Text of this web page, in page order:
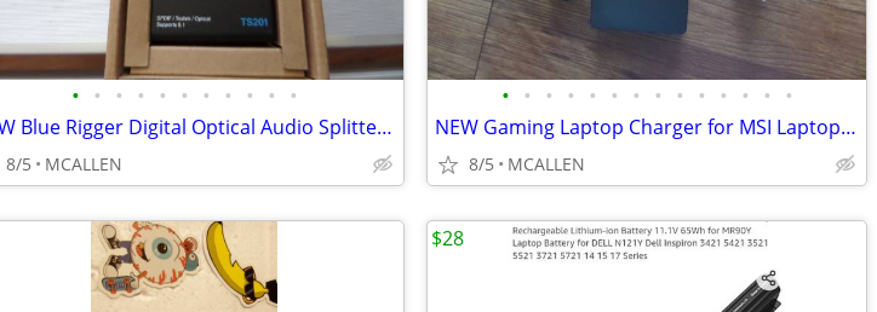
• • • • • • • • • • •
NEW Blue Rigger Digital Optical Audio Splitter 1x2
8/5 MCALLEN
• • • • • • • • • • • • • •
NEW Gaming Laptop Charger for MSI Laptop Charger ( BARREL TIPS MISSING
8/5 MCALLEN
$28